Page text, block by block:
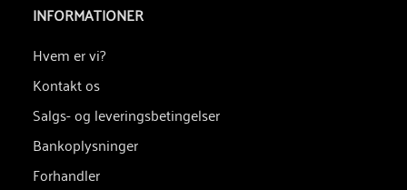
INFORMATIONER
Hvem er vi?
Kontakt os
Salgs- og leveringsbetingelser
Bankoplysninger
Forhandler